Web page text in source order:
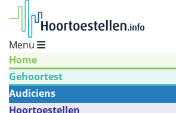
Menu
Home
Gehoortest
Audiciens
Hoortoestellen